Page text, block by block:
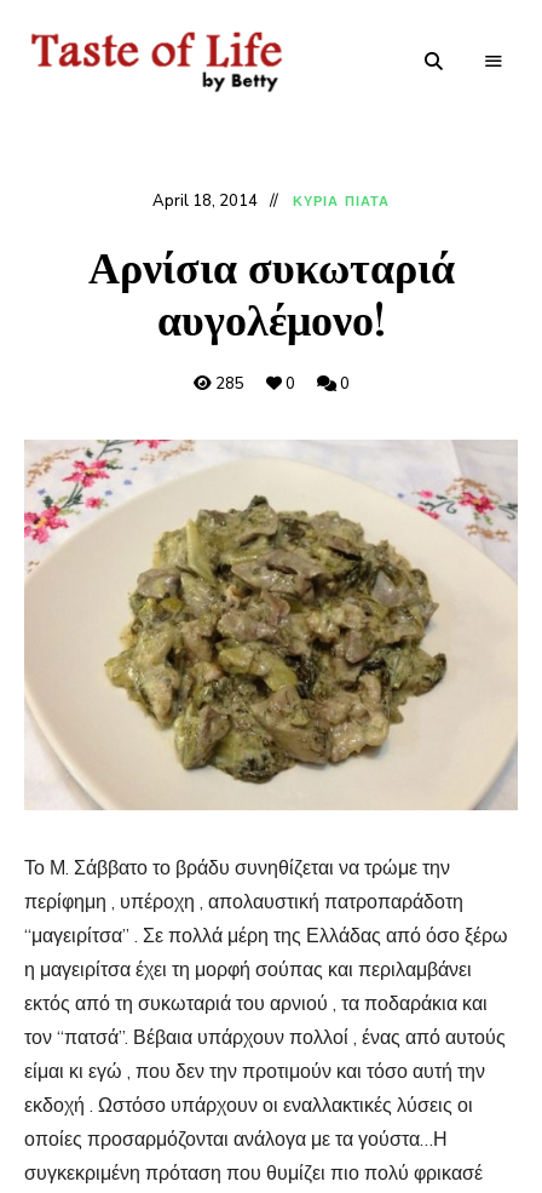
April 18, 2014 ΚΥΡΙΑ ΠΙΑΤΑ
Αρνίσια συκωταριά
αυγολέμονο!
285 0 0
Το Μ. Σάββατο το βράδυ συνηθίζεται να τρώμε την
περίφημη , υπέροχη , απολαυστική πατροπαράδοτη
“μαγειρίτσα” . Σε πολλά μέρη της Ελλάδας από όσο ξέρω
η μαγειρίτσα έχει τη μορφή σούπας και περιλαμβάνει
εκτός από τη συκωταριά του αρνιού , τα ποδαράκια και
τον “πατσά”. Βέβαια υπάρχουν πολλοί , ένας από αυτούς
είμαι κι εγώ , που δεν την προτιμούν και τόσο αυτή την
εκδοχή . Ωστόσο υπάρχουν οι εναλλακτικές λύσεις οι
οποίες προσαρμόζονται ανάλογα με τα γούστα…Η
συγκεκριμένη πρόταση που θυμίζει πιο πολύ φρικασέ